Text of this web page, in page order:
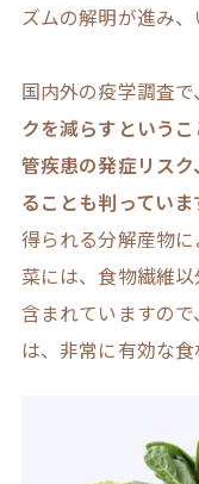
ズムの解明が進み、
国内外の疫学調査で
クを減らすという
管疾患の発症リス
ることも判っていま
得られる分解産物
菜には、食物繊維
含まれていますの
は、非常に有効な食